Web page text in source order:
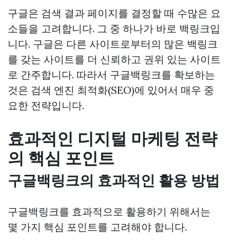
구글은 검색 결과 페이지를 결정할 때 수많은 요
소들을 고려합니다. 그 중 하나가 바로 백링크입
니다. 구글은 다른 사이트로부터의 많은 백링크
를 갖는 사이트를 더 신뢰하고 권위 있는 사이트
로 간주합니다. 따라서 구글백링크를 확보하는
것은 검색 엔진 최적화(SEO)에 있어서 매우 중
요한 전략입니다.
효과적인 디지털 마케팅 전략
의 핵심 포인트
구글백링크의 효과적인 활용 방법
구글백링크를 효과적으로 활용하기 위해서는
몇 가지 핵심 포인트를 고려해야 합니다.